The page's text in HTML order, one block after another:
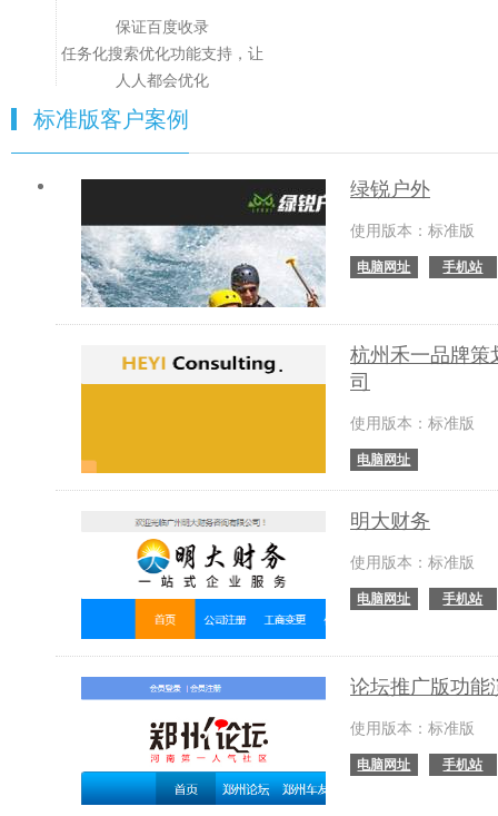
保证百度收录
任务化搜索优化功能支持，让
人人都会优化
标准版客户案例
绿锐户外
使用版本：标准版
电脑网址 手机站
杭州禾一品牌策
司
使用版本：标准版
电脑网址
明大财务
使用版本：标准版
电脑网址 手机站
论坛推广版功能
使用版本：标准版
电脑网址 手机站